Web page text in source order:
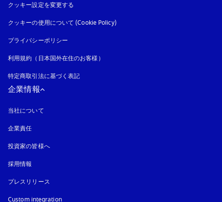
クッキー設定を変更する
クッキーの使用について (Cookie Policy)新しいタブに表示されます
プライバシーポリシー
利用規約（日本国外在住のお客様）
特定商取引法に基づく表記
企業情報
当社について
企業責任
投資家の皆様へ
採用情報
プレスリリース
Custom integration